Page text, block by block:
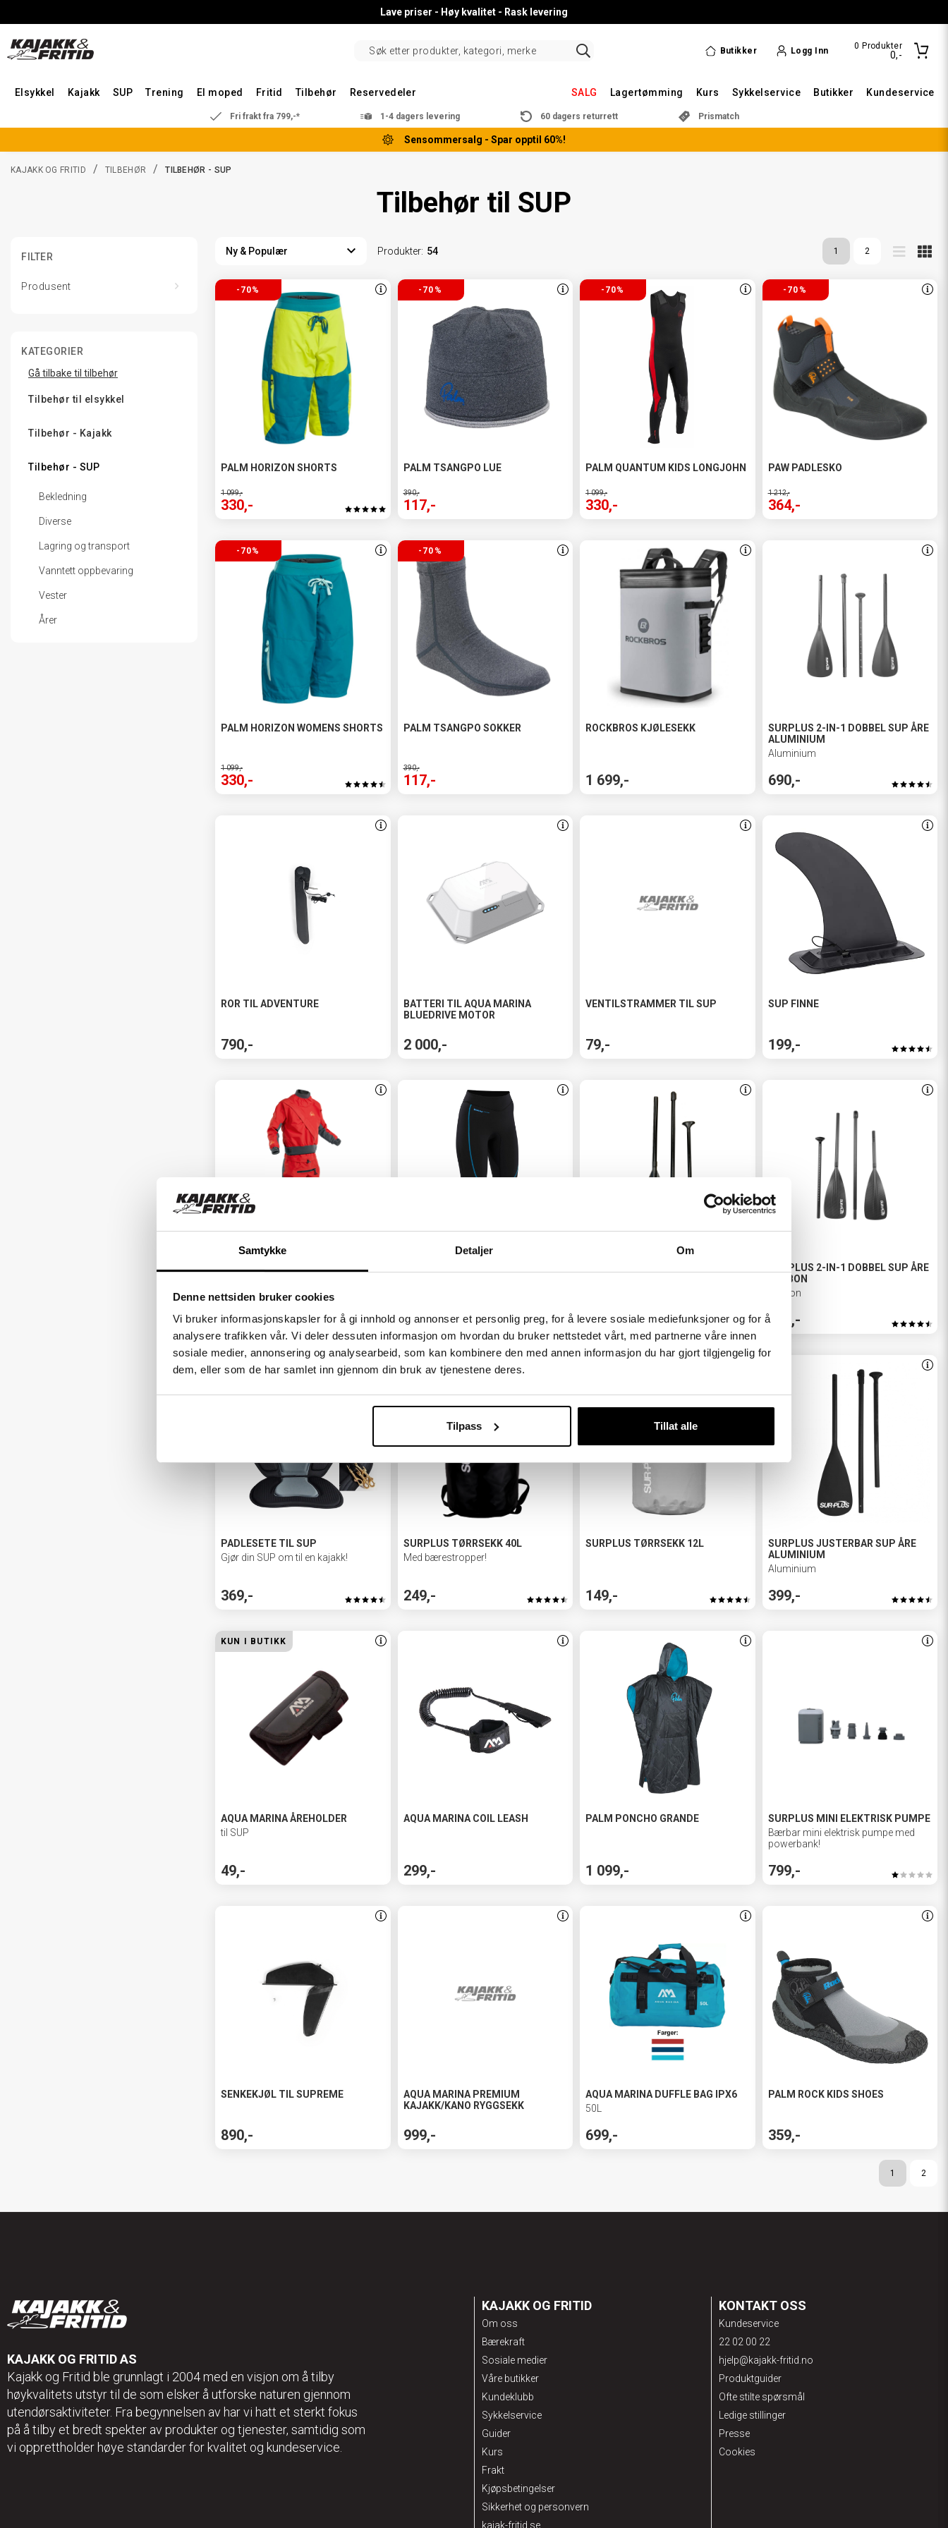
Samtykke Detaljer Om
Denne nettsiden bruker cookies
Vi bruker informasjonskapsler for å gi innhold og annonser et personlig preg, for å levere sosiale mediefunksjoner og for å
analysere trafikken vår. Vi deler dessuten informasjon om hvordan du bruker nettstedet vårt, med partnerne våre innen
sosiale medier, annonsering og analysearbeid, som kan kombinere den med annen informasjon du har gjort tilgjengelig for
dem, eller som de har samlet inn gjennom din bruk av tjenestene deres.
Tilpass Tillat alle
Lave priser - Høy kvalitet - Rask levering
Butikker Logg Inn 0 Produkter
0,-
Elsykkel Kajakk SUP Trening El moped Fritid Tilbehør Reservedeler SALG Lagertømming Kurs Sykkelservice Butikker Kundeservice
Fri frakt fra 799,-* 1-4 dagers levering 60 dagers returrett Prismatch
Sensommersalg - Spar opptil 60%!
KAJAKK OG FRITID / TILBEHØR / TILBEHØR - SUP
Tilbehør til SUP
FILTER
Produsent
Palm Equipment
KATEGORIER
Gå tilbake til tilbehør
Tilbehør til elsykkel
Tilbehør - Kajakk
Tilbehør - SUP
Bekledning
Diverse
Lagring og transport
Vanntett oppbevaring
Vester
Årer
Produkter: 54 1 2
-70%
PALM HORIZON SHORTS
330,-
1 099,-
-70%
PALM TSANGPO LUE
117,-
390,-
-70%
PALM QUANTUM KIDS LONGJOHN
330,-
1 099,-
-70%
PAW PADLESKO
364,-
1 212,-
-70%
PALM HORIZON WOMENS SHORTS
330,-
1 099,-
-70%
PALM TSANGPO SOKKER
117,-
390,-
ROCKBROS KJØLESEKK
1 699,-
SURPLUS 2-IN-1 DOBBEL SUP ÅRE
ALUMINIUM
Aluminium
690,-
ROR TIL ADVENTURE
790,-
BATTERI TIL AQUA MARINA
BLUEDRIVE MOTOR
2 000,-
VENTILSTRAMMER TIL SUP
79,-
SUP FINNE
199,-
PALM CASCADE TØRRDRAKT
9 990,- 972,- 499,-
SURPLUS 2-IN-1 DOBBEL SUP ÅRE
KARBON
Karbon
990,-
PADLESETE TIL SUP
Gjør din SUP om til en kajakk!
369,-
SURPLUS TØRRSEKK 40L
Med bærestropper!
249,-
SURPLUS TØRRSEKK 12L
149,-
SURPLUS JUSTERBAR SUP ÅRE
ALUMINIUM
Aluminium
399,-
KUN I BUTIKK
AQUA MARINA ÅREHOLDER
til SUP
49,-
AQUA MARINA COIL LEASH
299,-
PALM PONCHO GRANDE
1 099,-
SURPLUS MINI ELEKTRISK PUMPE
Bærbar mini elektrisk pumpe med
powerbank!
799,-
SENKEKJØL TIL SUPREME
890,-
AQUA MARINA PREMIUM
KAJAKK/KANO RYGGSEKK
999,-
AQUA MARINA DUFFLE BAG IPX6
50L
699,-
PALM ROCK KIDS SHOES
359,-
1 2
KAJAKK OG FRITID AS
Kajakk og Fritid ble grunnlagt i 2004 med en visjon om å tilby
høykvalitets utstyr til de som elsker å utforske naturen gjennom
utendørsaktiviteter. Fra begynnelsen av har vi hatt et sterkt fokus
på å tilby et bredt spekter av produkter og tjenester, samtidig som
vi opprettholder høye standarder for kvalitet og kundeservice.
KAJAKK OG FRITID
Om oss
Bærekraft
Sosiale medier
Våre butikker
Kundeklubb
Sykkelservice
Guider
Kurs
Frakt
Kjøpsbetingelser
Sikkerhet og personvern
kajak-fritid.se
KONTAKT OSS
Kundeservice
22 02 00 22
hjelp@kajakk-fritid.no
Produktguider
Ofte stilte spørsmål
Ledige stillinger
Presse
Cookies